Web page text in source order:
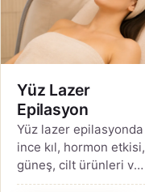
Yüz Lazer
Epilasyon
Yüz lazer epilasyonda
ince kıl, hormon etkisi,
güneş, cilt ürünleri ve
paradoksal kıl artışı